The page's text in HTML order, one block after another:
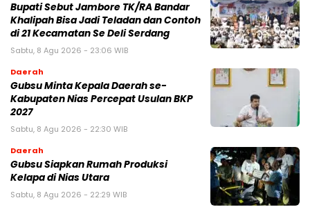
Bupati Sebut Jambore TK/RA Bandar
Khalipah Bisa Jadi Teladan dan Contoh
di 21 Kecamatan Se Deli Serdang
Sabtu, 8 Agu 2026 - 23:06 WIB
Daerah
Gubsu Minta Kepala Daerah se-
Kabupaten Nias Percepat Usulan BKP
2027
Sabtu, 8 Agu 2026 - 22:30 WIB
Daerah
Gubsu Siapkan Rumah Produksi
Kelapa di Nias Utara
Sabtu, 8 Agu 2026 - 22:29 WIB